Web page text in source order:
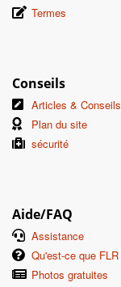
Termes
Conseils
Articles & Conseils
Plan du site
sécurité
Aide/FAQ
Assistance
Qu'est-ce que FLR
Photos gratuites